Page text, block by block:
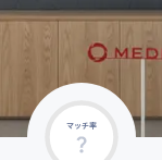
マッチ率